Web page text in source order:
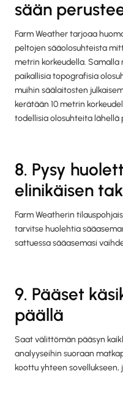
sään
Farm Weather tarjoaa
peltojen sääolosuhteista
metrin korkeudella.
paikallisia topografisia
muihin säälaitosten
kerätään 10 metrin
todellisia olosuhteita lähellä
8. Pysy
elinikäisen
Farm Weatherin
tarvitse huolehtia
sattuessa sääasemasi
9. Pääset
päällä
Saat välittömän pääsyn
analyyseihin suoraan
koottu yhteen